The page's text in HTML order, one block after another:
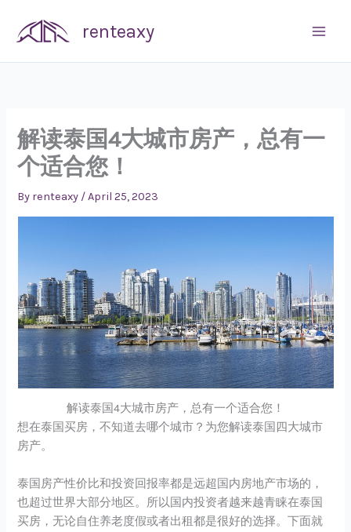
content
renteaxy
解读泰国4大城市房产，总有一
个适合您！
By renteaxy /April 25, 2023
解读泰国4大城市房产，总有一个适合您！
想在泰国买房，不知道去哪个城市？为您解读泰国四大城市
房产。
泰国房产性价比和投资回报率都是远超国内房地产市场的，
也超过世界大部分地区。所以国内投资者越来越青睐在泰国
买房，无论自住养老度假或者出租都是很好的选择。下面就